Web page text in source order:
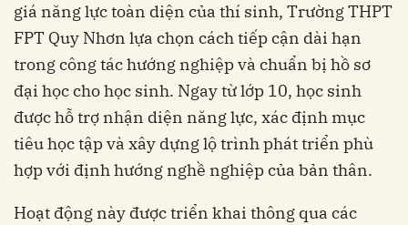
giá năng lực toàn diện của thí sinh, Trường THPT
FPT Quy Nhơn lựa chọn cách tiếp cận dài hạn
trong công tác hướng nghiệp và chuẩn bị hồ sơ
đại học cho học sinh. Ngay từ lớp 10, học sinh
được hỗ trợ nhận diện năng lực, xác định mục
tiêu học tập và xây dựng lộ trình phát triển phù
hợp với định hướng nghề nghiệp của bản thân.
Hoạt động này được triển khai thông qua các